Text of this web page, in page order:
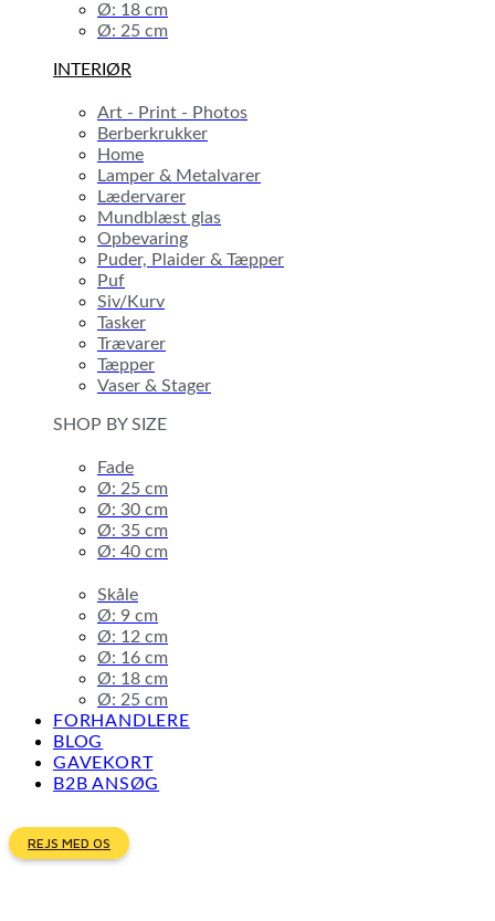
Ø: 18 cm
Ø: 25 cm
INTERIØR
Art - Print - Photos
Berberkrukker
Home
Lamper & Metalvarer
Lædervarer
Mundblæst glas
Opbevaring
Puder, Plaider & Tæpper
Puf
Siv/Kurv
Tasker
Trævarer
Tæpper
Vaser & Stager
SHOP BY SIZE
Fade
Ø: 25 cm
Ø: 30 cm
Ø: 35 cm
Ø: 40 cm
Skåle
Ø: 9 cm
Ø: 12 cm
Ø: 16 cm
Ø: 18 cm
Ø: 25 cm
FORHANDLERE
BLOG
GAVEKORT
B2B ANSØG
REJS MED OS